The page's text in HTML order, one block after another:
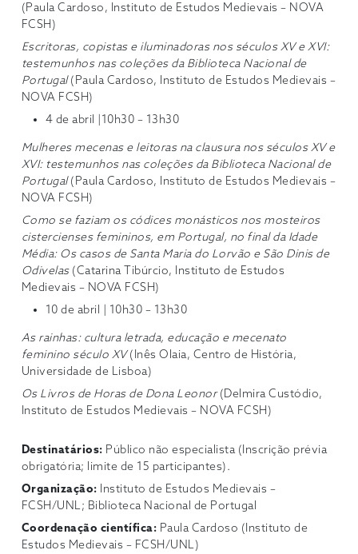
(Paula Cardoso, Instituto de Estudos Medievais – NOVA
FCSH)
Escritoras, copistas e iluminadoras nos séculos XV e XVI:
testemunhos nas coleções da Biblioteca Nacional de
Portugal(Paula Cardoso, Instituto de Estudos Medievais –
NOVA FCSH)
4 de abril |10h30 – 13h30
Mulheres mecenas e leitoras na clausura nos séculos XV e
XVI: testemunhos nas coleções da Biblioteca Nacional de
Portugal(Paula Cardoso, Instituto de Estudos Medievais –
NOVA FCSH)
Como se faziam os códices monásticos nos mosteiros
cistercienses femininos, em Portugal, no final da Idade
Média: Os casos de Santa Maria do Lorvão e São Dinis de
Odivelas(Catarina Tibúrcio, Instituto de Estudos
Medievais – NOVA FCSH)
10 de abril | 10h30 – 13h30
As rainhas: cultura letrada, educação e mecenato
feminino século XV(Inês Olaia, Centro de História,
Universidade de Lisboa)
Os Livros de Horas de Dona Leonor(Delmira Custódio,
Instituto de Estudos Medievais – NOVA FCSH)
Destinatários: Público não especialista (Inscrição prévia
obrigatória; limite de 15 participantes).
Organização: Instituto de Estudos Medievais –
FCSH/UNL; Biblioteca Nacional de Portugal
Coordenação científica: Paula Cardoso (Instituto de
Estudos Medievais – FCSH/UNL)